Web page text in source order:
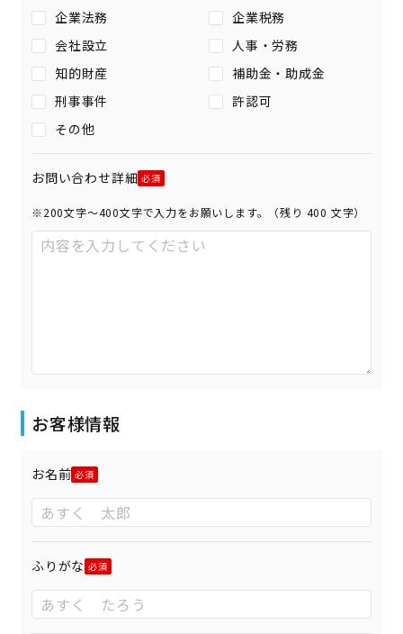
企業法務
企業税務
会社設立
人事・労務
知的財産
補助金・助成金
刑事事件
許認可
その他
お問い合わせ詳細
※200文字〜400文字で入力をお願いします。（残り 400 文字）
お客様情報
お名前
ふりがな